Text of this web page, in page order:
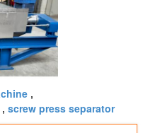
,
, screw press separator